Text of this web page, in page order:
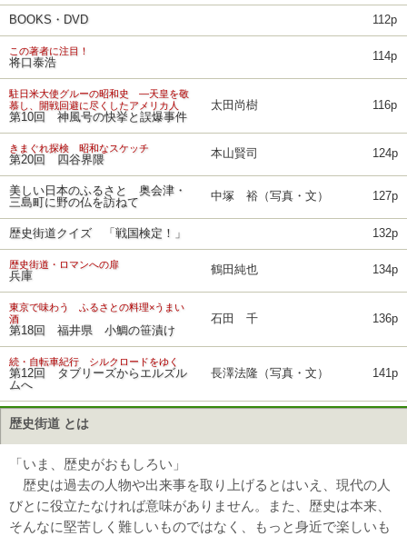
BOOKS・DVD 112p
この著者に注目！
将口泰浩 114p
駐日米大使グルーの昭和史 ―天皇を敬
慕し、開戦回避に尽くしたアメリカ人
第10回 神風号の快挙と誤爆事件
太田尚樹 116p
きまぐれ探検 昭和なスケッチ
第20回 四谷界隈 本山賢司 124p
美しい日本のふるさと 奥会津・
三島町に野の仏を訪ねて
中塚 裕（写真・文） 127p
歴史街道クイズ 「戦国検定！」 132p
歴史街道・ロマンへの扉
兵庫 鶴田純也 134p
東京で味わう ふるさとの料理×うまい
酒
第18回 福井県 小鯛の笹漬け
石田 千 136p
続・自転車紀行 シルクロードをゆく
第12回 タブリーズからエルズル
ムへ
長澤法隆（写真・文） 141p
歴史街道 とは
「いま、歴史がおもしろい」
歴史は過去の人物や出来事を取り上げるとはいえ、現代の人
びとに役立たなければ意味がありません。また、歴史は本来、
そんなに堅苦しく難しいものではなく、もっと身近で楽しいも